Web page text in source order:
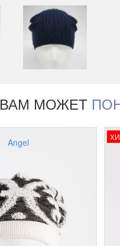
ВАМ МОЖЕТ
Angel